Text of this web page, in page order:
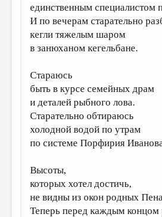
единственным специалистом
И по вечерам старательно
кегли тяжелым шаром
в занюханом кегельбане.
Стараюсь
быть в курсе семейных драм
и деталей рыбного лова.
Старательно обтираюсь
холодной водой по утрам
по системе Порфирия
Высоты,
которых хотел достичь,
не видны из окон родных
Теперь перед каждым концом